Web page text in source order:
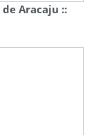
Aracaju ::